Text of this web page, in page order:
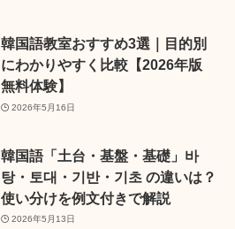
韓国語教室おすすめ3選｜目的別
にわかりやすく比較【2026年版
無料体験】
2026年5月16日
韓国語「土台・基盤・基礎」바
탕・토대・기반・기초 の違いは？
使い分けを例文付きで解説
2026年5月13日